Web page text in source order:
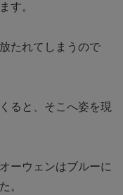
す。
たれてしまうので
ると、そこへ姿を現
ーウェンはブルーに
。